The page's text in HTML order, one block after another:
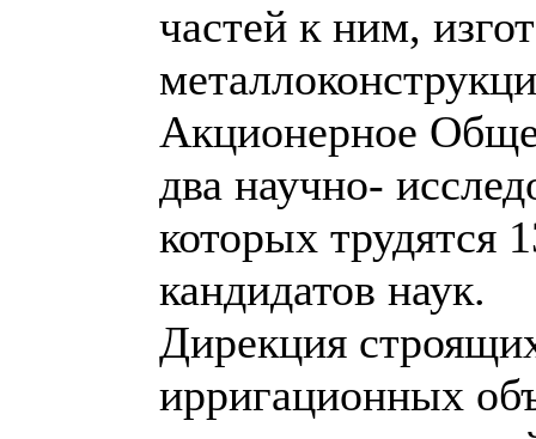
частей к ним,
Акционерное
два научно-
которых трудятся
кандидатов наук.
Дирекция
ирригационных